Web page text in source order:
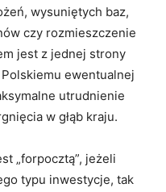
wysuniętych baz,
czy rozmieszczenie
jest z jednej strony
ewentualnej
utrudnienie
w głąb kraju.
„forpocztą”, jeżeli
typu inwestycje, tak